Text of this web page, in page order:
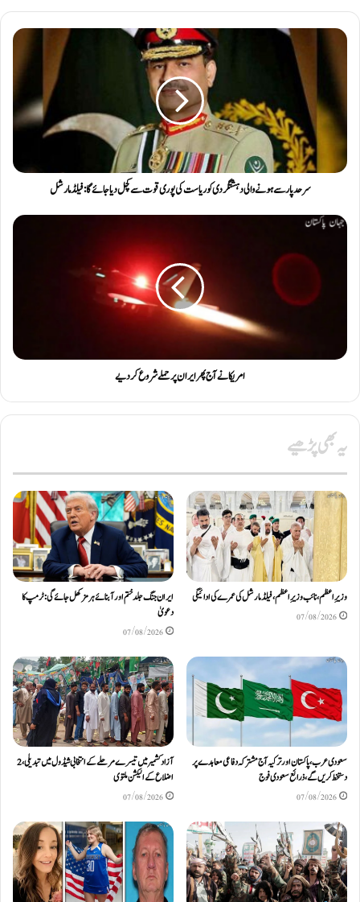
سرحد پارسے ہونے والی دہشتگردی کو ریاست کی پوری قوت سے کچل دیا جائے گا: فیلڈ مارشل
امریکا نے آج پھر ایران پر حملے شروع کردیے
یہ بھی پڑھیے
وزیرِاعظم، نائب وزیرِ اعظم، فیلڈ مارشل کی عمرے کی ادائیگی
07/08/2026
ایران جنگ جلد ختم اور آبنائے ہرمز کھل جائے گی: ٹرمپ کا
دعویٰ
07/08/2026
سعودی عرب، پاکستان اور ترکیہ آج مشترکہ دفاعی معاہدے پر
دستخط کریں گے، ذرائع سعودی فوج
07/08/2026
آزادکشمیر میں تیسرے مرحلے کے انتخابی شیڈول میں تبدیلی، 2
اضلاع کے الیکشن ملتوی
07/08/2026